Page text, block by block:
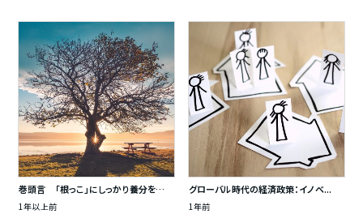
巻頭言 「根っこ」にしっかり養分を…
1年以上前
グローバル時代の経済政策：イノベ...
1年前